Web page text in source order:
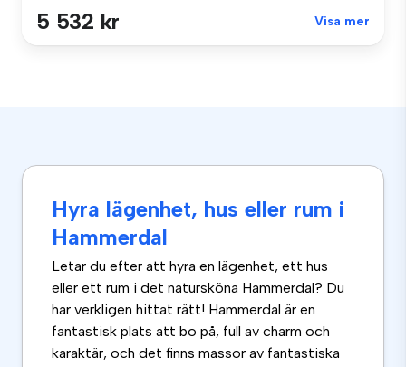
5 532 kr Visa mer
Hyra lägenhet, hus eller rum i
Hammerdal
Letar du efter att hyra en lägenhet, ett hus
eller ett rum i det natursköna Hammerdal? Du
har verkligen hittat rätt! Hammerdal är en
fantastisk plats att bo på, full av charm och
karaktär, och det finns massor av fantastiska